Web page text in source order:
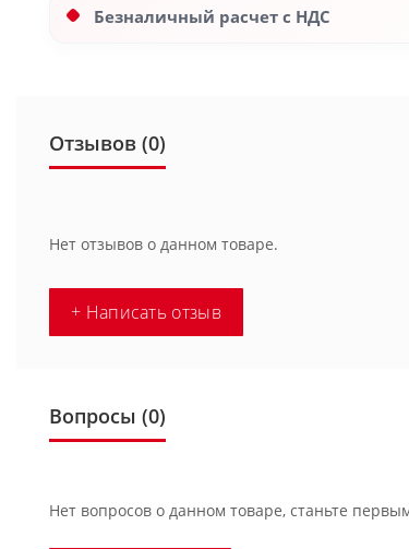
Безналичный расчет с НДС
Отзывов (0)
Нет отзывов о данном товаре.
+ Написать отзыв
Вопросы (0)
Нет вопросов о данном товаре, станьте